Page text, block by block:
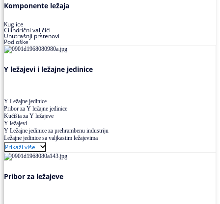
Komponente ležaja
Kuglice
Cilindrični valjčići
Unutrašnji prstenovi
Podloške
Y ležajevi i ležajne jedinice
Y Ležajne jedinice
Pribor za Y ležajne jedinice
Kućišta za Y ležajeve
Y ležajevi
Y Ležajne jedinice za prehrambenu industriju
Ležajne jedinice sa valjkastim ležajevima
Prikaži više
Pribor za ležajeve